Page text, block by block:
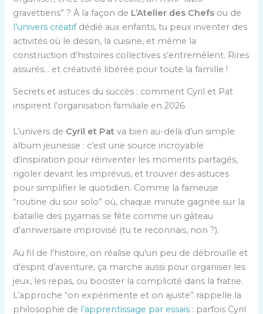
gravettiens” ? À la façon de L’Atelier des Chefs ou de
l’univers créatifdédié aux enfants, tu peux inventer des
activités où le dessin, la cuisine, et même la
construction d’histoires collectives s’entremêlent. Rires
assurés… et créativité libérée pour toute la famille !
Secrets et astuces du succès : comment Cyril et Pat
inspirent l’organisation familiale en 2026
L’univers de Cyril et Pat va bien au-delà d’un simple
album jeunesse : c’est une source incroyable
d’inspiration pour réinventer les moments partagés,
rigoler devant les imprévus, et trouver des astuces
pour simplifier le quotidien. Comme la fameuse
“routine du soir solo” où, chaque minute gagnée sur la
bataille des pyjamas se fête comme un gâteau
d’anniversaire improvisé (tu te reconnais, non ?).
Au fil de l’histoire, on réalise qu’un peu de débrouille et
d’esprit d’aventure, ça marche aussi pour organiser les
jeux, les repas, ou booster la complicité dans la fratrie.
L’approche “on expérimente et on ajuste” rappelle la
philosophie de l’apprentissage par essais : parfois Cyril